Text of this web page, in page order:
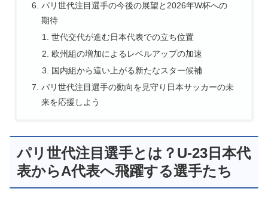
パリ世代注目選手の今後の展望と2026年W杯への
期待
世代交代が進む日本代表での立ち位置
欧州組の増加によるレベルアップの加速
国内組から這い上がる新たなスター候補
パリ世代注目選手の動向を見守り日本サッカーの未
来を応援しよう
パリ世代注目選手とは？U-23日本代
表からA代表へ飛躍する選手たち